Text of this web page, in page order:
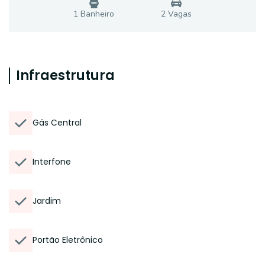
1 Banheiro 2 Vagas
Infraestrutura
Gás Central
Interfone
Jardim
Portão Eletrônico